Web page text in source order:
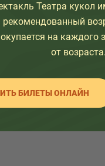
Театра кукол
рекомендованный
на каждого
от возраста.
БИЛЕТЫ ОНЛАЙН